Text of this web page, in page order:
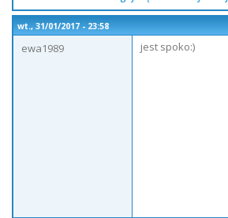
wt., 31/01/2017 - 23:58
ewa1989
jest spoko:)